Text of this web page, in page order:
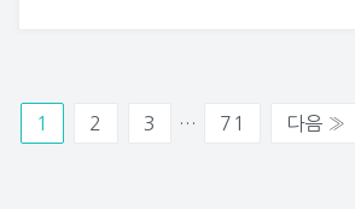
1 2 3 … 71 다음 »